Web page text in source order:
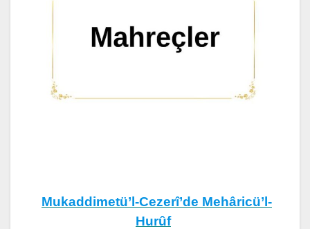
Mukaddimetü’l-Cezerî’de Mehâricü’l-
Hurûf